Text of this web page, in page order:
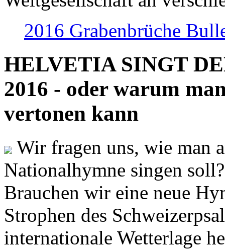
2016 Grabenbrüche
HELVETIA SINGT
2016 - oder warum
vertonen kann
Wir fragen uns, wie man
Nationalhymne singen
Brauchen wir eine neue
Strophen des
internationale Wetterlage